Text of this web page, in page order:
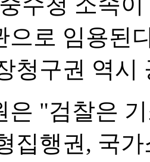
으로 임용된
청구권 역시
은 "검찰은
집행권, 국